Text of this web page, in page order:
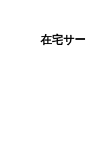
在宅サー